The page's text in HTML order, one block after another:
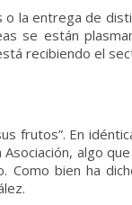
la entrega de
se están
recibiendo el
frutos”. En
algo
bien ha